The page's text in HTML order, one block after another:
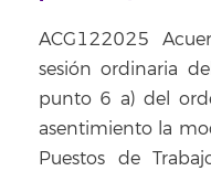
ACG122025
sesión ordinaria
punto 6 a) del
asentimiento la
Puestos de